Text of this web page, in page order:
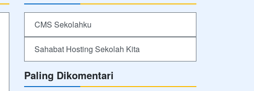
CMS Sekolahku
Sahabat Hosting Sekolah Kita
Paling Dikomentari